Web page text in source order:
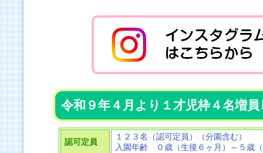
令和９年４月より１才児枠４名増
認可定員
１２３名（認可定員）（分園含む）
入園年齢 ０歳（生後６ヶ月）～５歳